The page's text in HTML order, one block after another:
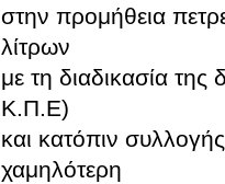
στην προμήθεια
λίτρων
με τη διαδικασία της
Κ.Π.Ε)
και κατόπιν
χαμηλότερη